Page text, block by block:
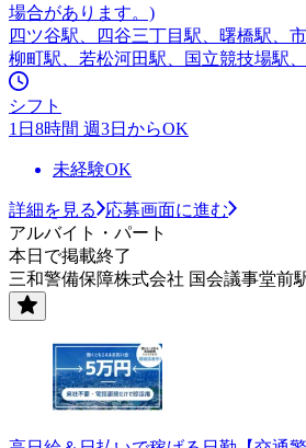
場合があります。)
四ツ谷駅、四谷三丁目駅、曙橋駅、
柳町駅、若松河田駅、国立競技場駅
シフト
1日8時間 週3日からOK
未経験OK
詳細を見る
応募画面に進む
アルバイト・パート
本日で掲載終了
三和警備保障株式会社 国会議事堂前